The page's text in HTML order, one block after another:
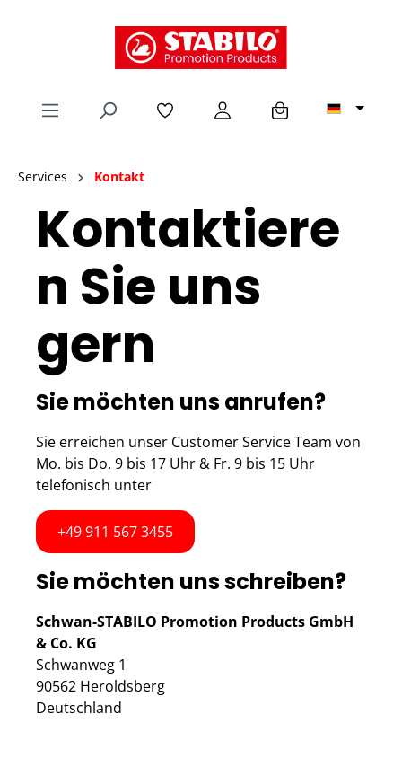
Services Kontakt
Kontaktiere
n Sie uns
gern
Sie möchten uns anrufen?
Sie erreichen unser Customer Service Team von
Mo. bis Do. 9 bis 17 Uhr & Fr. 9 bis 15 Uhr
telefonisch unter
+49 911 567 3455
Sie möchten uns schreiben?
Schwan-STABILO Promotion Products GmbH
& Co. KG
Schwanweg 1
90562 Heroldsberg
Deutschland